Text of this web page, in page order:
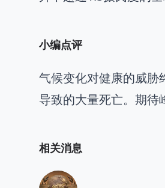
小编点评
气候变化对健康的威胁
导致的大量死亡。期待
相关消息